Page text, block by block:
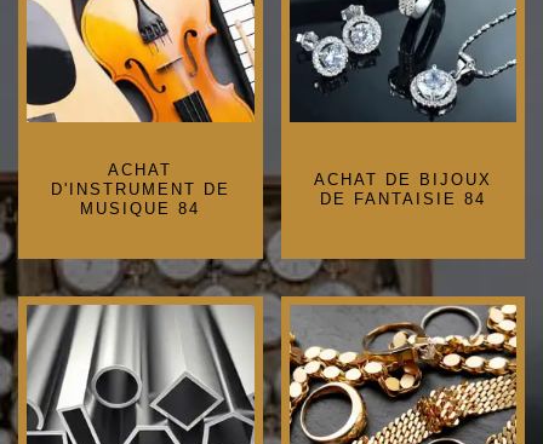
ACHAT
D'INSTRUMENT DE
MUSIQUE 84
ACHAT DE BIJOUX
DE FANTAISIE 84